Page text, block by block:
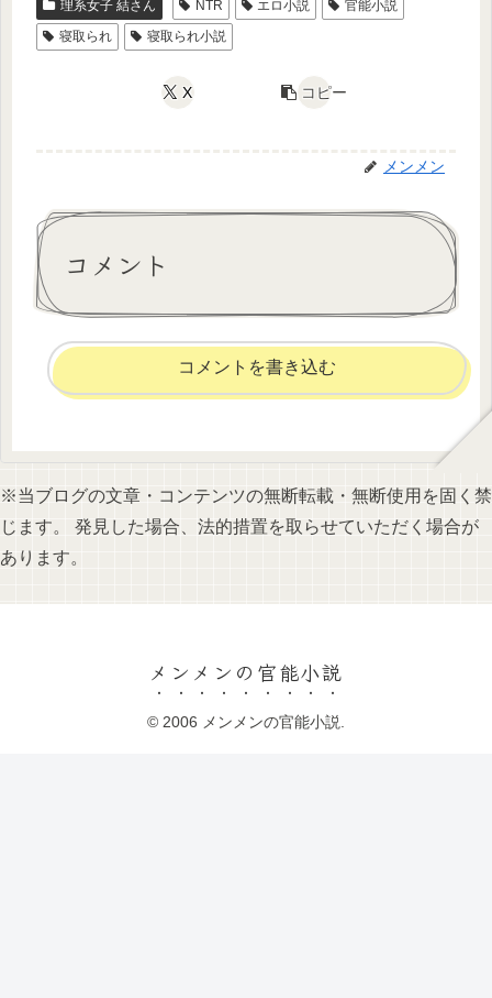
理系女子 結さん NTR エロ小説
官能小説
寝取られ
寝取られ小説
X コピー
メンメン
コメント
コメントを書き込む
※当ブログの文章・コンテンツの無断転載・無断使用を固く禁
じます。 発見した場合、法的措置を取らせていただく場合が
あります。
メンメンの官能小説
© 2006 メンメンの官能小説.